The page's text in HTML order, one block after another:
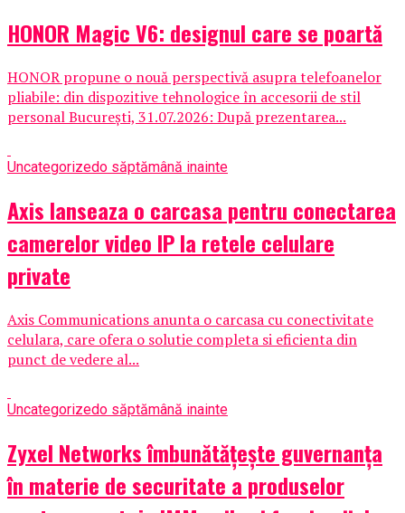
HONOR Magic V6: designul care se poartă
HONOR propune o nouă perspectivă asupra telefoanelor
pliabile: din dispozitive tehnologice în accesorii de stil
personal București, 31.07.2026: După prezentarea...
Uncategorizedo săptămână inainte
Axis lanseaza o carcasa pentru conectarea
camerelor video IP la retele celulare
private
Axis Communications anunta o carcasa cu conectivitate
celulara, care ofera o solutie completa si eficienta din
punct de vedere al...
Uncategorizedo săptămână inainte
Zyxel Networks îmbunătățește guvernanța
în materie de securitate a produselor